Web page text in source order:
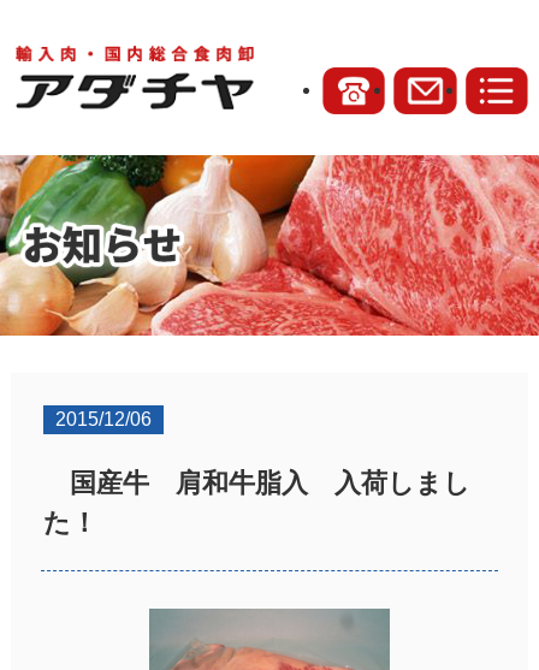
2015/12/06
国産牛 肩和牛脂入 入荷しまし
た！